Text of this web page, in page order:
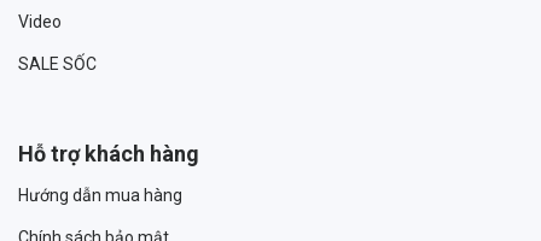
Video
SALE SỐC
Hỗ trợ khách hàng
Hướng dẫn mua hàng
Chính sách bảo mật